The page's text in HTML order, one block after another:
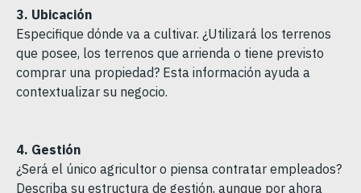
3. Ubicación
Especifique dónde va a cultivar. ¿Utilizará los terrenos
que posee, los terrenos que arrienda o tiene previsto
comprar una propiedad? Esta información ayuda a
contextualizar su negocio.
4. Gestión
¿Será el único agricultor o piensa contratar empleados?
Describa su estructura de gestión, aunque por ahora